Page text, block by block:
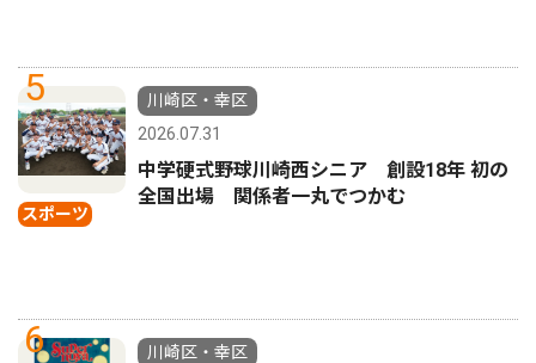
5
スポーツ
川崎区・幸区
2026.07.31
中学硬式野球川崎西シニア 創設18年 初の
全国出場 関係者一丸でつかむ
6
川崎区・幸区